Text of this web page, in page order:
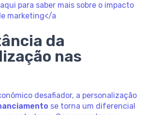
para saber mais sobre o impacto
marketing</a
da
nas
desafiador, a personalização
se torna um diferencial